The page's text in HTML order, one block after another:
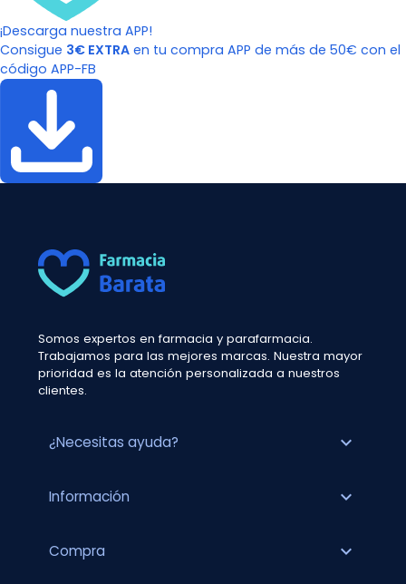
¡Descarga nuestra APP!
Consigue 3€ EXTRA en tu compra APP de más de 50€ con el
código APP-FB
Somos expertos en farmacia y parafarmacia.
Trabajamos para las mejores marcas. Nuestra mayor
prioridad es la atención personalizada a nuestros
clientes.
¿Necesitas ayuda? expand_more
Información expand_more
Compra expand_more